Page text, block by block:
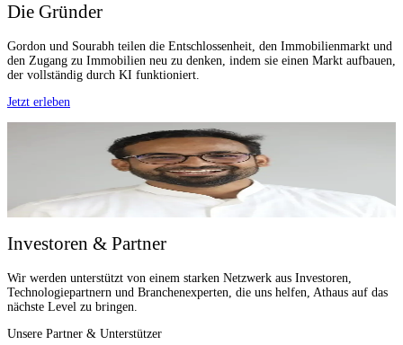
Die Gründer
Gordon und Sourabh teilen die Entschlossenheit, den Immobilienmarkt und
den Zugang zu Immobilien neu zu denken, indem sie einen Markt aufbauen,
der vollständig durch KI funktioniert.
Jetzt erleben
Founder & CTO
Investoren & Partner
Wir werden unterstützt von einem starken Netzwerk aus Investoren,
Technologiepartnern und Branchenexperten, die uns helfen, Athaus auf das
nächste Level zu bringen.
Unsere Partner & Unterstützer